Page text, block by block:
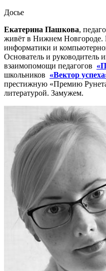
Досье
Екатерина Пашкова,
живёт в Нижнем Новгороде.
информатики и
Основатель и руководитель
взаимопомощи педагогов
школьников «Вектор
престижную «Премию
литературой. Замужем.